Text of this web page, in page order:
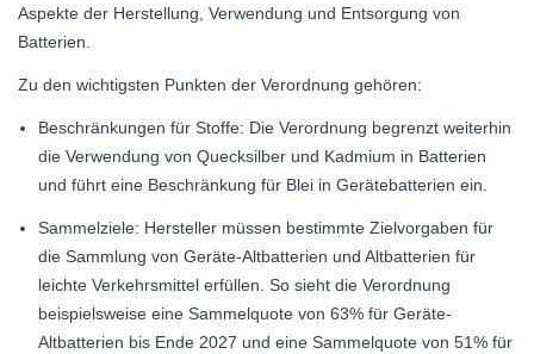
Aspekte der Herstellung, Verwendung und Entsorgung von
Batterien.
Zu den wichtigsten Punkten der Verordnung gehören:
Beschränkungen für Stoffe: Die Verordnung begrenzt weiterhin
die Verwendung von Quecksilber und Kadmium in Batterien
und führt eine Beschränkung für Blei in Gerätebatterien ein.
Sammelziele: Hersteller müssen bestimmte Zielvorgaben für
die Sammlung von Geräte-Altbatterien und Altbatterien für
leichte Verkehrsmittel erfüllen. So sieht die Verordnung
beispielsweise eine Sammelquote von 63% für Geräte-
Altbatterien bis Ende 2027 und eine Sammelquote von 51% für